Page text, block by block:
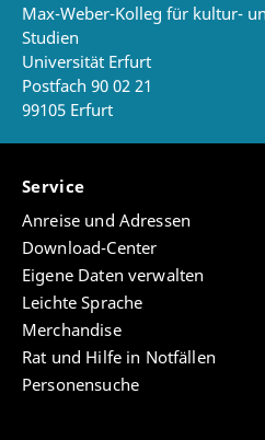
Max-Weber-Kolleg für kultur-
Studien
Universität Erfurt
Postfach 90 02 21
99105 Erfurt
Service
Anreise und Adressen
Download-Center
Eigene Daten verwalten
Leichte Sprache
Merchandise
Rat und Hilfe in Notfällen
Personensuche